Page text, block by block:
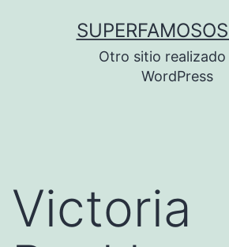
Otro sitio realizado
WordPress
Victoria